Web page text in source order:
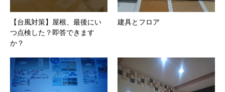
【台風対策】屋根、最後にい
つ点検した？即答できます
か？
建具とフロア